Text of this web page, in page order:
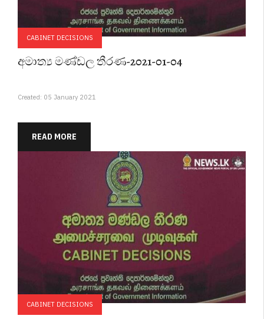
CABINET DECISIONS
අමාත්‍ය මණ්ඩල තීරණ-2021-01-04
Created: 05 January 2021
READ MORE
CABINET DECISIONS